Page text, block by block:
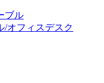
ブル
/オフィスデスク